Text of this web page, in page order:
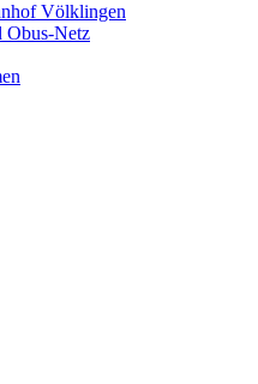
Völklingen
Obus-Netz